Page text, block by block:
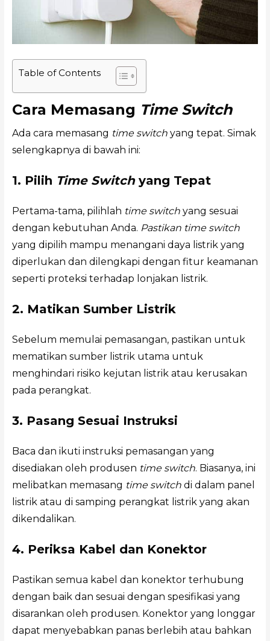
Table of Contents
Cara Memasang Time Switch
Ada cara memasang time switchyang tepat. Simak
selengkapnya di bawah ini:
1. Pilih Time Switchyang Tepat
Pertama-tama, pilihlah time switchyang sesuai
dengan kebutuhan Anda. Pastikan time switch
yang dipilih mampu menangani daya listrik yang
diperlukan dan dilengkapi dengan fitur keamanan
seperti proteksi terhadap lonjakan listrik.
2. Matikan Sumber Listrik
Sebelum memulai pemasangan, pastikan untuk
mematikan sumber listrik utama untuk
menghindari risiko kejutan listrik atau kerusakan
pada perangkat.
3. Pasang Sesuai Instruksi
Baca dan ikuti instruksi pemasangan yang
disediakan oleh produsen time switch. Biasanya, ini
melibatkan memasang time switchdi dalam panel
listrik atau di samping perangkat listrik yang akan
dikendalikan.
4. Periksa Kabel dan Konektor
Pastikan semua kabel dan konektor terhubung
dengan baik dan sesuai dengan spesifikasi yang
disarankan oleh produsen. Konektor yang longgar
dapat menyebabkan panas berlebih atau bahkan